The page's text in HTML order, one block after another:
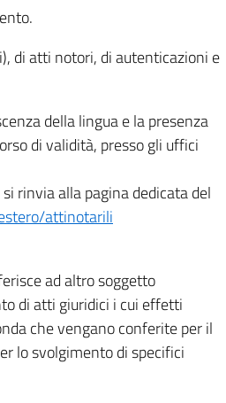
di atti notori, di autenticazioni e
della lingua e la presenza
di validità, presso gli uffici
rinvia alla pagina dedicata del
attinotarili
ad altro soggetto
di atti giuridici i cui effetti
che vengano conferite per il
lo svolgimento di specifici